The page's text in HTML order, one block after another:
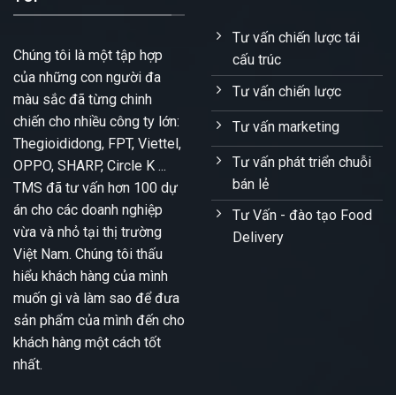
Chúng tôi là một tập hợp
của những con người đa
màu sắc đã từng chinh
chiến cho nhiều công ty lớn:
Thegioididong, FPT, Viettel,
OPPO, SHARP, Circle K ...
TMS đã tư vấn hơn 100 dự
án cho các doanh nghiệp
vừa và nhỏ tại thị trường
Việt Nam. Chúng tôi thấu
hiểu khách hàng của mình
muốn gì và làm sao để đưa
sản phẩm của mình đến cho
khách hàng một cách tốt
nhất.
Tư vấn chiến lược tái
cấu trúc
Tư vấn chiến lược
Tư vấn marketing
Tư vấn phát triển chuỗi
bán lẻ
Tư Vấn - đào tạo Food
Delivery